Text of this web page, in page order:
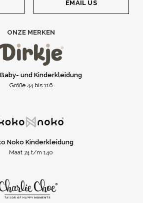
EMAIL US
ONZE MERKEN
und Kinderkleidung
Größe 44 bis 116
Noko Kinderkleidung
Maat 74 t/m 140